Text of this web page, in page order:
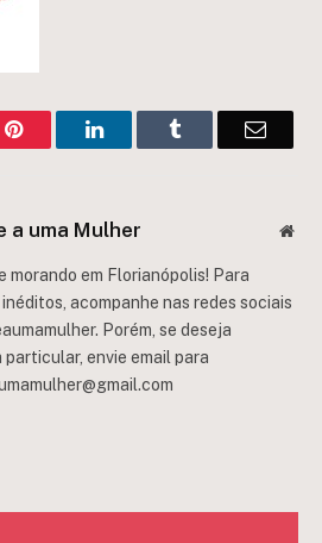
Pinterest LinkedInTumblr Email
a uma Mulher
morando em Florianópolis! Para
acompanhe nas redes sociais
Porém, se deseja
envie email para